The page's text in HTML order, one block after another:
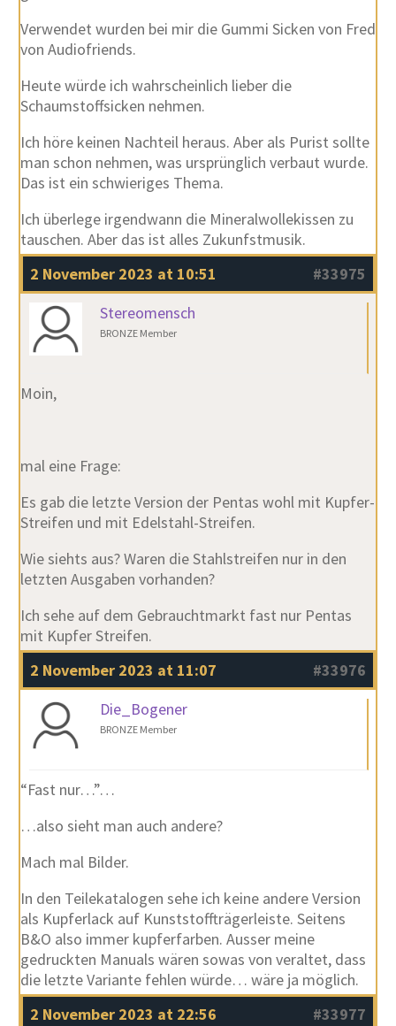
Verwendet wurden bei mir die Gummi Sicken von Fred
von Audiofriends.
Heute würde ich wahrscheinlich lieber die
Schaumstoffsicken nehmen.
Ich höre keinen Nachteil heraus. Aber als Purist sollte
man schon nehmen, was ursprünglich verbaut wurde.
Das ist ein schwieriges Thema.
Ich überlege irgendwann die Mineralwollekissen zu
tauschen. Aber das ist alles Zukunfstmusik.
2 November 2023 at 10:51
#33975
Stereomensch
BRONZE Member
Moin,
mal eine Frage:
Es gab die letzte Version der Pentas wohl mit Kupfer-
Streifen und mit Edelstahl-Streifen.
Wie siehts aus? Waren die Stahlstreifen nur in den
letzten Ausgaben vorhanden?
Ich sehe auf dem Gebrauchtmarkt fast nur Pentas
mit Kupfer Streifen.
2 November 2023 at 11:07
#33976
Die_Bogener
BRONZE Member
“Fast nur…”…
…also sieht man auch andere?
Mach mal Bilder.
In den Teilekatalogen sehe ich keine andere Version
als Kupferlack auf Kunststoffträgerleiste. Seitens
B&O also immer kupferfarben. Ausser meine
gedruckten Manuals wären sowas von veraltet, dass
die letzte Variante fehlen würde… wäre ja möglich.
2 November 2023 at 22:56
#33977